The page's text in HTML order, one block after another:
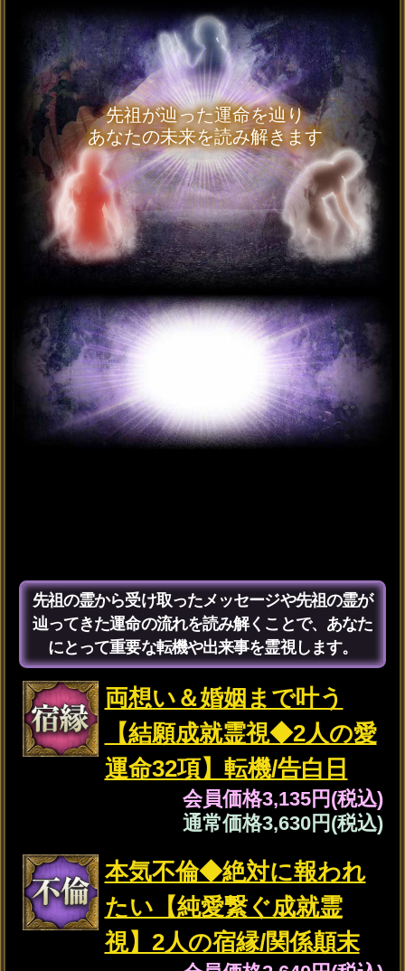
を近づける鍵となります。
相手の行動や努力に気づき、素直に
「ありがとう」「すごいね」と言葉に
するだけで、2人の間に温かい空気が
流れます。相手は「自分を見てくれて
いる」と安心し、あなたへの信頼がよ
り深まるでしょう。今は完璧を求める
よりも、小さな優しさを積み重ねるこ
とが大切です。 ⇒さらに2人の宿縁
と恋運命について詳しく明らかに
します。
を掴むために欠かせないこと
【仕事】今後、あなたの仕事運命を
上昇させる『重要な環境』
【結婚】これだけは忘れないでくだ
さい。運命の伴侶の「名前」と「年
齢差」
【宿縁】唯一、2人の関係に生じてい
【愛欲】あの人の愛欲を刺激し、心
を満たすために効果的なこと
【片想い】この恋の進展を見極める
上での重要ポイントは？
両想い＆婚姻まで叶う
【結願成就霊視◆2人の愛
運命32項】転機/告白日
会員価格3,135円(税込)